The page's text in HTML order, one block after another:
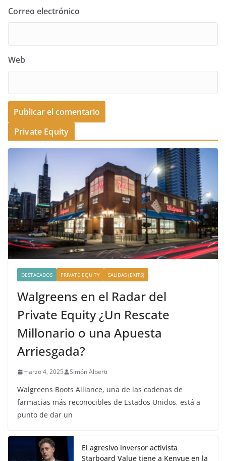
Correo electrónico
Web
Private Equity
DESTACADOS PRIVATE EQUITY SALIDAS (EXITS)
Walgreens en el Radar del
Private Equity ¿Un Rescate
Millonario o una Apuesta
Arriesgada?
marzo 4, 2025 Simón Alberti
Walgreens Boots Alliance, una de las cadenas de
farmacias más reconocibles de Estados Unidos, está a
punto de dar un
El agresivo inversor activista
Starboard Value tiene a Kenvue en la